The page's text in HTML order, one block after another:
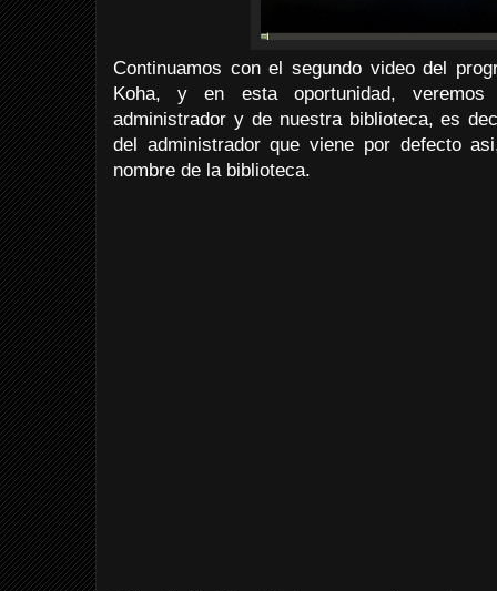
Continuamos con el segundo video del
Koha, y en esta oportunidad,
administrador y de nuestra biblioteca, es
del administrador que viene por defecto
nombre de la biblioteca.